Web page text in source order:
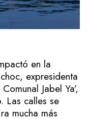
en la
expresidenta
Jabel Ya’,
Las calles se
mucha más